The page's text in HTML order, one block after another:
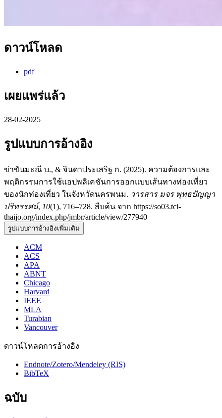
ดาวน์โหลด
pdf
เผยแพร่แล้ว
28-02-2025
รูปแบบการอ้างอิง
ข่าขันมะณี บ., & จินดาประเสริฐ ก. (2025). ความต้องการและ
พฤติกรรมการใช้แอปพลิเคชันการออกแบบเส้นทางท่องเที่ยว
ของนักท่องเที่ยว ในจังหวัดนครพนม. วารสาร มจร พุทธปัญญา
ปริทรรศน์, 10(1), 716–728. สืบค้น จาก https://so03.tci-
thaijo.org/index.php/jmbr/article/view/277940
รูปแบบการอ้างอิงเพิ่มเติม
ACM
ACS
APA
ABNT
Chicago
Harvard
IEEE
MLA
Turabian
Vancouver
ดาวน์โหลดการอ้างอิง
Endnote/Zotero/Mendeley (RIS)
BibTeX
ฉบับ